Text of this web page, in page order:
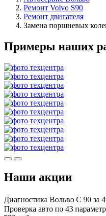
Ремонт Volvo S90
Ремонт двигателя
Замена поршневых
Примеры наших
Наши акции
Диагностика Вольво С 90 за
Проверка авто по 43